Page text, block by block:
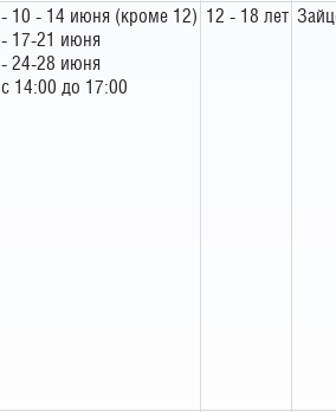
- 10 - 14 июня (кроме 12)
- 17-21 июня
- 24-28 июня
с 14:00 до 17:00
12 - 18 лет